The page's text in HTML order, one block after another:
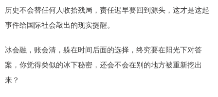
历史不会替任何人收拾残局，责任迟早要回到源头，这才是这起
事件给国际社会敲出的现实提醒。
冰会融，账会清，躲在时间后面的选择，终究要在阳光下对答
案，你觉得类似的冰下秘密，还会不会在别的地方被重新挖出
来？